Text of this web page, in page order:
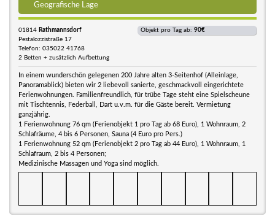
Geografische Lage
01814 Rathmannsdorf
Pestalozzistraße 17
Telefon: 035022 41768
2 Betten + zusätzlich Aufbettung
Objekt pro Tag ab: 90€
In einem wunderschön gelegenen 200 Jahre alten 3-Seitenhof (Alleinlage,
Panoramablick) bieten wir 2 liebevoll sanierte, geschmackvoll eingerichtete
Ferienwohnungen. Familienfreundlich, für trübe Tage steht eine Spielscheune
mit Tischtennis, Federball, Dart u.v.m. für die Gäste bereit. Vermietung
ganzjährig.
1 Ferienwohnung 76 qm (Ferienobjekt 1 pro Tag ab 68 Euro), 1 Wohnraum, 2
Schlafräume, 4 bis 6 Personen, Sauna (4 Euro pro Pers.)
1 Ferienwohnung 52 qm (Ferienobjekt 2 pro Tag ab 44 Euro), 1 Wohnraum, 1
Schlafraum, 2 bis 4 Personen;
Medizinische Massagen und Yoga sind möglich.